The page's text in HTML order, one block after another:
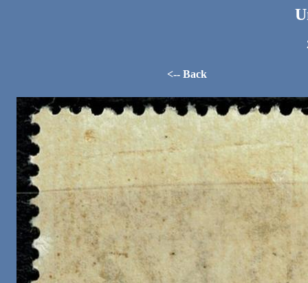
<-- Back